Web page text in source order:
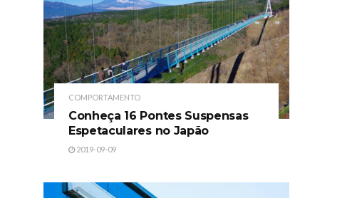
COMPORTAMENTO
Conheça 16 Pontes Suspensas
Espetaculares no Japão
2019-09-09